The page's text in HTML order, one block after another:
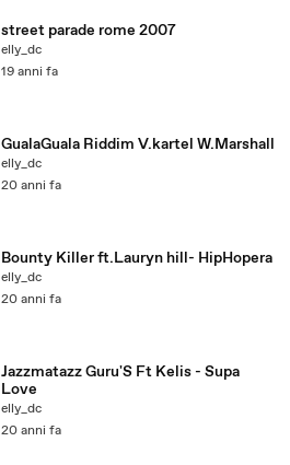
street parade rome 2007
elly_dc
19 anni fa
GualaGuala Riddim V.kartel W.Marshall
elly_dc
20 anni fa
Bounty Killer ft.Lauryn hill- HipHopera
elly_dc
20 anni fa
Jazzmatazz Guru'S Ft Kelis - Supa
Love
elly_dc
20 anni fa